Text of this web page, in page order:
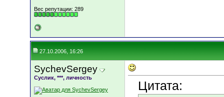
Вес репутации: 289
27.10.2006, 16:26
SychevSergey
Суслик, ***, личность
Цитата: